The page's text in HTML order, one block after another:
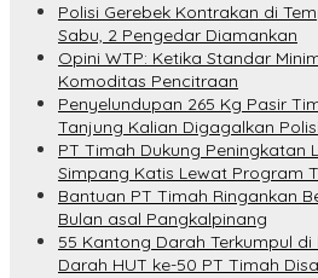
Polisi Gerebek Kontrakan di
Sabu, 2 Pengedar Diamankan
Opini WTP: Ketika Standar
Komoditas Pencitraan
Penyelundupan 265 Kg Pasir
Tanjung Kalian Digagalkan Polisi
PT Timah Dukung Peningkatan
Simpang Katis Lewat Program
Bantuan PT Timah Ringankan
Bulan asal Pangkalpinang
55 Kantong Darah Terkumpul
Darah HUT ke-50 PT Timah